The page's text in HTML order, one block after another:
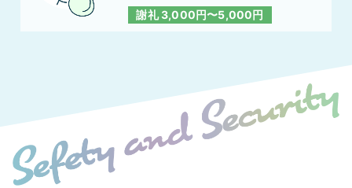
謝礼 3,000円〜5,000円